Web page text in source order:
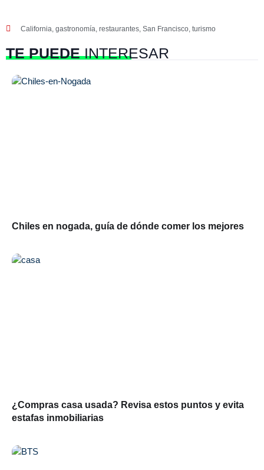
California gastronomía restaurantes San Francisco turismo
TE PUEDEINTERESAR
Chiles en nogada, guía de dónde comer los mejores
¿Compras casa usada? Revisa estos puntos y evita
estafas inmobiliarias